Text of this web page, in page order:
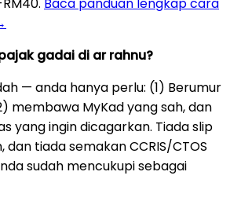
gadai di ar rahnu?
— anda hanya perlu: (1) Berumur
membawa MyKad yang sah, dan
yang ingin dicagarkan. Tiada slip
dan tiada semakan CCRIS/CTOS
sudah mencukupi sebagai